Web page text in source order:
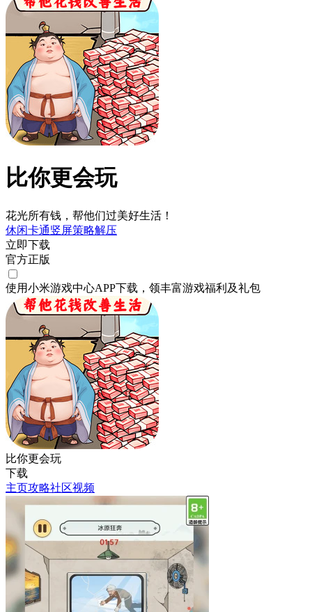
比你更会玩
花光所有钱，帮他们过美好生活！
休闲卡通竖屏策略解压
立即下载
官方正版
使用小米游戏中心APP下载 ，领丰富游戏福利 及礼包
比你更会玩
下载
主页攻略社区视频